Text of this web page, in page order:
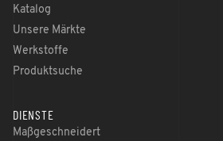
Katalog
Unsere Märkte
Werkstoffe
Produktsuche
DIENSTE
Maßgeschneidert